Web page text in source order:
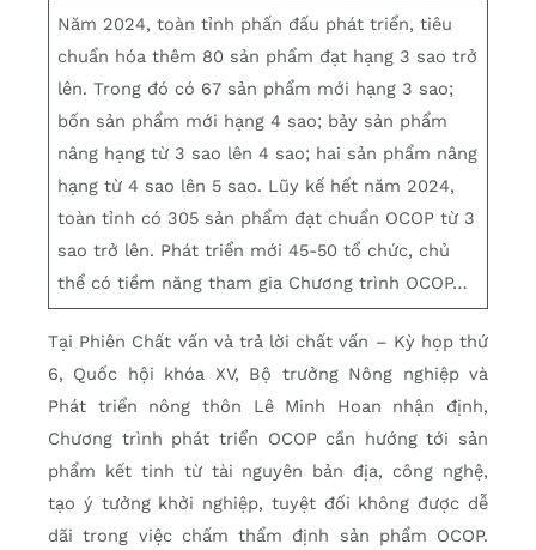
Năm 2024, toàn tỉnh phấn đấu phát triển, tiêu
chuẩn hóa thêm 80 sản phẩm đạt hạng 3 sao trở
lên. Trong đó có 67 sản phẩm mới hạng 3 sao;
bốn sản phẩm mới hạng 4 sao; bảy sản phẩm
nâng hạng từ 3 sao lên 4 sao; hai sản phẩm nâng
hạng từ 4 sao lên 5 sao. Lũy kế hết năm 2024,
toàn tỉnh có 305 sản phẩm đạt chuẩn OCOP từ 3
sao trở lên. Phát triển mới 45-50 tổ chức, chủ
thể có tiềm năng tham gia Chương trình OCOP…
Tại Phiên Chất vấn và trả lời chất vấn – Kỳ họp thứ
6, Quốc hội khóa XV, Bộ trưởng Nông nghiệp và
Phát triển nông thôn Lê Minh Hoan nhận định,
Chương trình phát triển OCOP cần hướng tới sản
phẩm kết tinh từ tài nguyên bản địa, công nghệ,
tạo ý tưởng khởi nghiệp, tuyệt đối không được dễ
dãi trong việc chấm thẩm định sản phẩm OCOP.